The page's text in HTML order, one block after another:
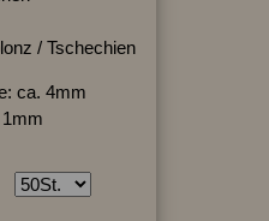
/ Tschechien
ca. 4mm